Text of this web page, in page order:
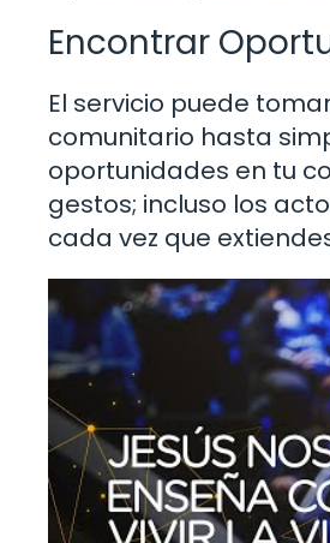
Encontrar
El servicio puede
comunitario hasta
oportunidades en tu
gestos; incluso los
cada vez que